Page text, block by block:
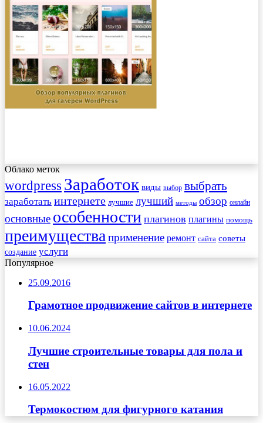
Облако меток
wordpress Заработок виды выбор выбрать
заработать интернете лучшие лучший методы обзор онлайн
основные особенности плагинов плагины помощь
преимущества применение ремонт сайта советы
создание услуги
Популярное
25.09.2016
Грамотное продвижение сайтов в интернете
10.06.2024
Лучшие строительные товары для пола и
стен
16.05.2022
Термокостюм для фигурного катания